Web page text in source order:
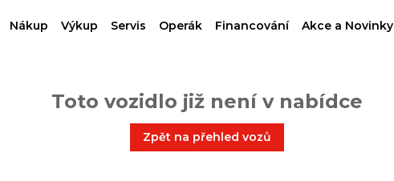
Nákup Výkup Servis Operák Financování Akce a Novinky
Toto vozidlo již není v nabídce
Zpět na přehled vozů